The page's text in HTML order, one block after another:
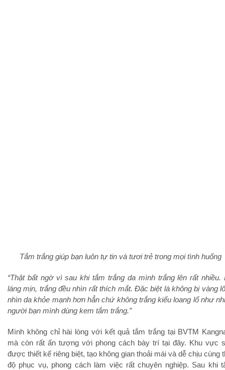
Tắm trắng giúp bạn luôn tự tin và tươi trẻ trong mọi tình huống
“Thật bất ngờ vì sau khi tắm trắng da mình trắng lên rất nhiều.
láng mịn, trắng đều nhìn rất thích mắt. Đặc biệt là không bị vàng
nhìn da khỏe mạnh hơn hẳn chứ không trắng kiểu loang lổ như
người bạn mình dùng kem tắm trắng.”
Mình không chỉ hài lòng với kết quả tắm trắng tại BVTM
mà còn rất ấn tượng với phong cách bày trí tại đây. Khu vực
được thiết kế riêng biệt, tạo không gian thoải mái và dễ chịu cùng
độ phục vụ, phong cách làm việc rất chuyên nghiệp. Sau khi